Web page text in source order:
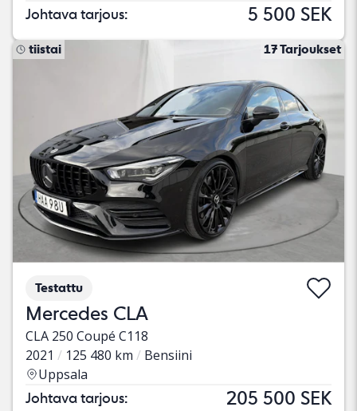
Johtava tarjous: 5 500 SEK
tiistai 17 Tarjoukset
Testattu
Mercedes CLA
CLA 250 Coupé C118
2021
125 480 km
Bensiini
Uppsala
Johtava tarjous: 205 500 SEK